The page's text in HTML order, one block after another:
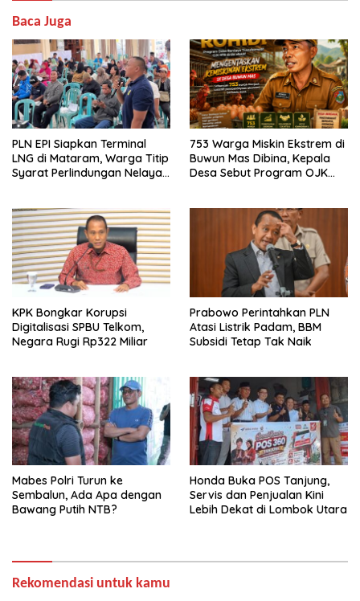
Baca Juga
PLN EPI Siapkan Terminal
LNG di Mataram, Warga Titip
Syarat Perlindungan Nelayan
753 Warga Miskin Ekstrem di
Buwun Mas Dibina, Kepala
Desa Sebut Program OJK
KPK Bongkar Korupsi
Digitalisasi SPBU Telkom,
Negara Rugi Rp322 Miliar
Prabowo Perintahkan PLN
Atasi Listrik Padam, BBM
Subsidi Tetap Tak Naik
Mabes Polri Turun ke
Sembalun, Ada Apa dengan
Bawang Putih NTB?
Honda Buka POS Tanjung,
Servis dan Penjualan Kini
Lebih Dekat di Lombok Utara
Rekomendasi untuk kamu